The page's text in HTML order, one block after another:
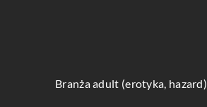
Branża adult (erotyka, hazard)